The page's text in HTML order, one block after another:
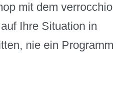
mit dem verrocchio
Ihre Situation in
nie ein Programm